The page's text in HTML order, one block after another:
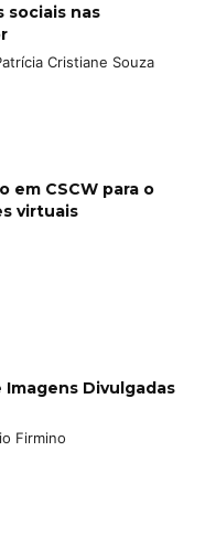
sociais nas
Cristiane Souza
em CSCW para o
virtuais
Divulgadas
Firmino